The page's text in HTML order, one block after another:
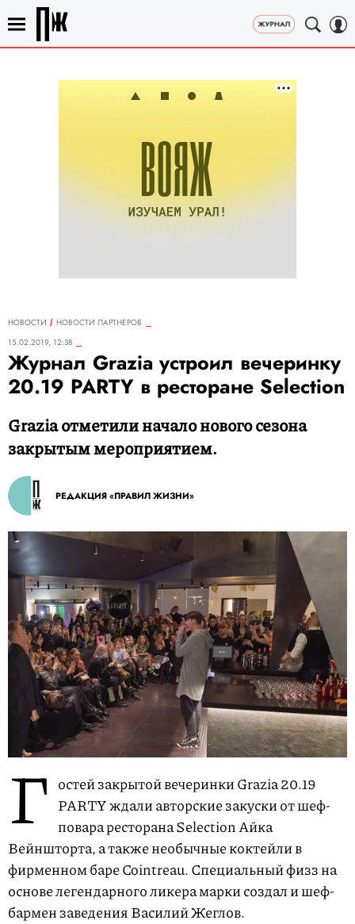
НОВОСТИ
НОВОСТИ ПАРТНЕРОВ
15.02.2019, 12:38
Журнал Grazia устроил вечеринку
20.19 PARTY в ресторане Selection
Grazia отметили начало нового сезона
закрытым мероприятием.
РЕДАКЦИЯ «ПРАВИЛ ЖИЗНИ»
Г остей закрытой вечеринки Grazia 20.19
PARTY ждали авторские закуски от шеф-
повара ресторана Selection Айка
Вейншторта, а также необычные коктейли в
фирменном баре Cointreau. Специальный физз на
основе легендарного ликера марки создал и шеф-
бармен заведения Василий Жеглов.